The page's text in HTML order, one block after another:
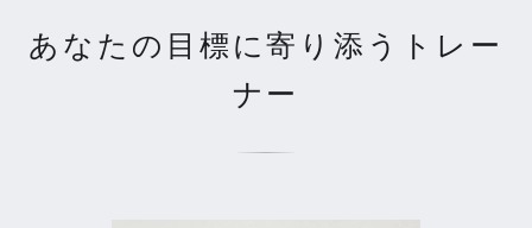
あなたの目標に寄り添うトレー
ナー